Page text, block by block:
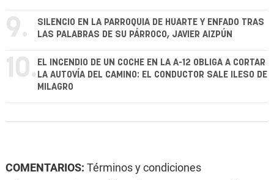
9.
SILENCIO EN LA PARROQUIA DE HUARTE Y ENFADO TRAS
LAS PALABRAS DE SU PÁRROCO, JAVIER AIZPÚN
10. EL INCENDIO DE UN COCHE EN LA A-12 OBLIGA A CORTAR
LA AUTOVÍA DEL CAMINO: EL CONDUCTOR SALE ILESO DE
MILAGRO
COMENTARIOS: Términos y condiciones